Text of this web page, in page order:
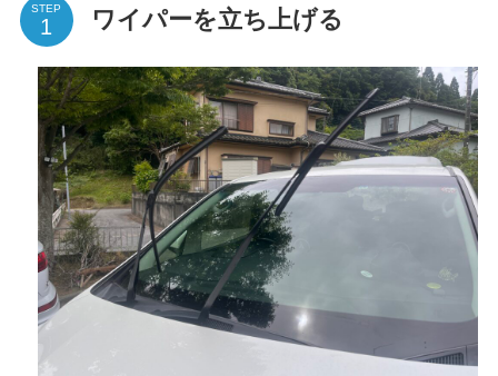
STEP ワイパーを立ち上げる